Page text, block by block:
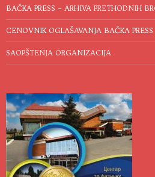
BAČKA PRESS – ARHIVA PRETHODNIH
CENOVNIK OGLAŠAVANJA BAČKA
SAOPŠTENJA ORGANIZACIJA